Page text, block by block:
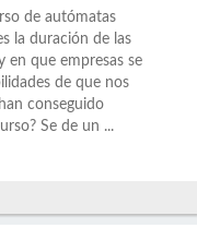
de autómatas
la duración de las
en que empresas se
de que nos
conseguido
Se de un ...